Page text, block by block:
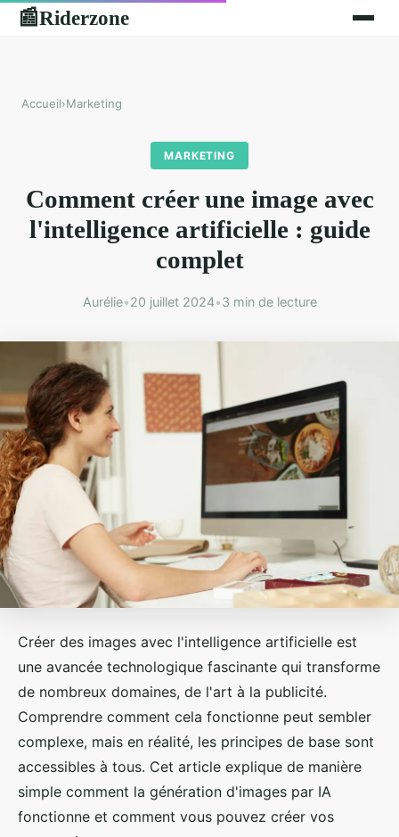
📰Riderzone
Accueil›Marketing
MARKETING
Comment créer une image avec
l'intelligence artificielle : guide
complet
Aurélie•20 juillet 2024•3 min de lecture
Créer des images avec l'intelligence artificielle est
une avancée technologique fascinante qui transforme
de nombreux domaines, de l'art à la publicité.
Comprendre comment cela fonctionne peut sembler
complexe, mais en réalité, les principes de base sont
accessibles à tous. Cet article explique de manière
simple comment la génération d'images par IA
fonctionne et comment vous pouvez créer vos